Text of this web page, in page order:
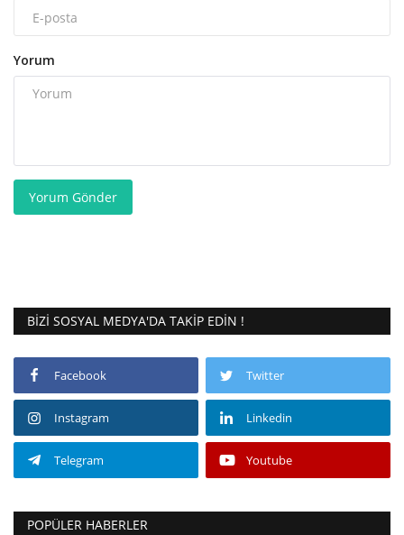
Yorum
Yorum Gönder
BIZI SOSYAL MEDYA'DA TAKIP EDIN !
Facebook Twitter
Instagram Linkedin
Telegram Youtube
POPÜLER HABERLER